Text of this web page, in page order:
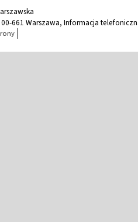
661 Warszawa, Informacja